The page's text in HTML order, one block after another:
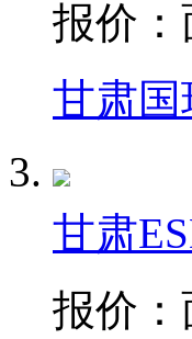
报价：
甘肃
甘肃
报价：